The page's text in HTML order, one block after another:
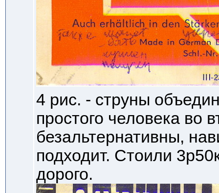
4 рис. - струны
простого человека во
безальтернативны,
подходит. Стоили
дорого.